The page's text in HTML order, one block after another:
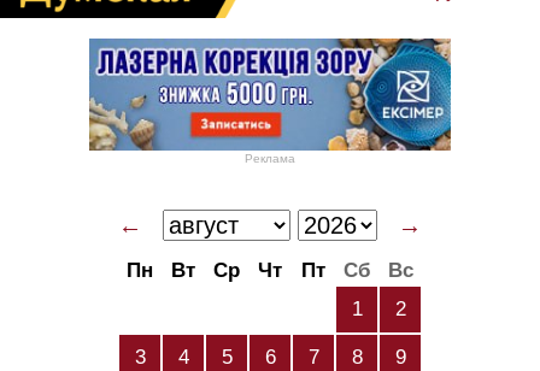
Реклама
← →
Пн Вт Ср Чт Пт Сб
Вс
1
2
3 4 5 6 7 8 9